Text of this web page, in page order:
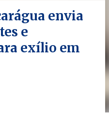
envia
e
exílio em